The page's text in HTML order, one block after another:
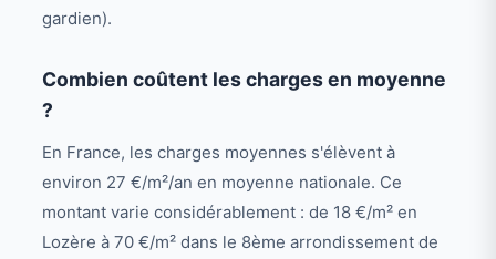
gardien).
Combien coûtent les charges en moyenne
?
En France, les charges moyennes s'élèvent à
environ 27 €/m²/an en moyenne nationale. Ce
montant varie considérablement : de 18 €/m² en
Lozère à 70 €/m² dans le 8ème arrondissement de